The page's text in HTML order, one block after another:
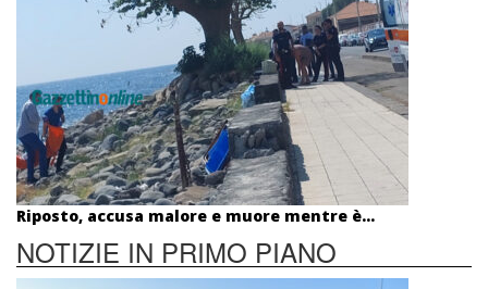
Riposto, accusa malore e muore mentre è...
NOTIZIE IN PRIMO PIANO